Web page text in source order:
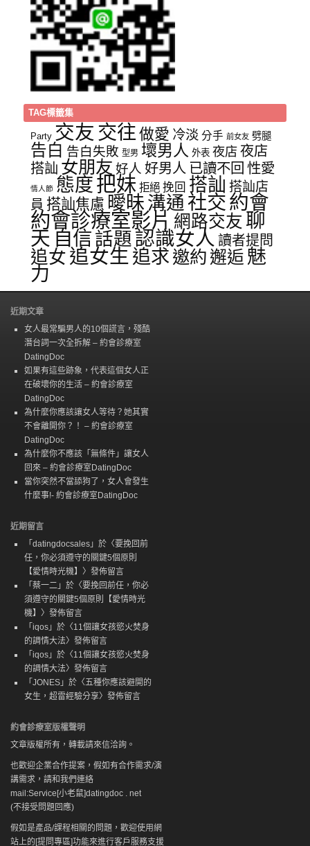
TAG標籤集
Party 交友 交往 做愛 冷淡 分手 前女友 劈腿
告白 告白失敗 型男 壞男人 外表 夜店夜店
搭訕 女朋友 好人 好男人 已讀不回 性愛
情人節 態度 把妹 拒絕 挽回 搭訕 搭訕店
員 搭訕焦慮 曖昧 溝通 社交約會
約會診療室影片 網路交友 聊
天 自信 話題 認識女人 讀者提問
追女 追女生 追求 邀約 邂逅 魅
力
近期文章
女人最常騙男人的10個謊言，殘酷
潛台詞一次全拆解 – 約會診療室
DatingDoc
如果有這些跡象，代表這個女人正
在破壞你的生活 – 約會診療室
DatingDoc
為什麼你應該讓女人等待？她其實
不會離開你？！ – 約會診療室
DatingDoc
為什麼你不應該「無條件」讓女人
回來 – 約會診療室DatingDoc
當你突然不當舔狗了，女人會發生
什麼事!- 約會診療室DatingDoc
近期留言
「 datingdocsales 」於〈要挽回前
任，你必須遵守的關鍵5個原則
【愛情時光機】 〉發佈留言
「 蔡一二 」於〈要挽回前任，你必
須遵守的關鍵5個原則【愛情時光
機】 〉發佈留言
「 iqos 」於〈11個讓女孩慾火焚身
的調情大法〉發佈留言
「 iqos 」於〈11個讓女孩慾火焚身
的調情大法〉發佈留言
「 JONES 」於〈五種你應該避開的
女生，超雷經驗分享〉發佈留言
約會診療室版權聲明
文章版權所有，轉載請來信洽詢。
也歡迎企業合作提案，假如有合作需求/演
講需求，請和我們連絡
mail:Service[小老鼠]datingdoc . net
(不接受問題回應)
假如是產品/課程相關的問題，歡迎使用網
站上的[提問專區]功能來進行客戶服務支援